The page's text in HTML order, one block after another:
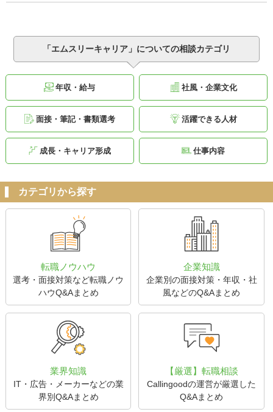
「エムスリーキャリア」についての相談カテゴリ
年収・給与 社風・企業文化
面接・筆記・書類選考 活躍できる人材
成長・キャリア形成 仕事内容
カテゴリから探す
転職ノウハウ
選考・面接対策など転職ノウ
ハウQ&Aまとめ
企業知識
企業別の面接対策・年収・社
風などのQ&Aまとめ
業界知識
IT・広告・メーカーなどの業
界別Q&Aまとめ
【厳選】転職相談
Callingoodの運営が厳選した
Q&Aまとめ